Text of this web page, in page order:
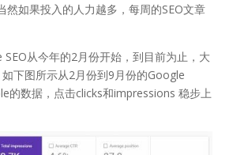
然如果投入的人力越多，每周的SEO文章
从今年的2月份开始，到目前为止，大
下图所示从2月份到9月份的Google
的数据，点击clicks和impressions 稳步上